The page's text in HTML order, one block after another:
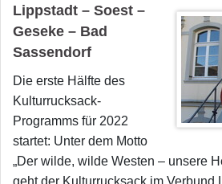
Lippstadt – Soest –
Geseke – Bad
Sassendorf
Die erste Hälfte des
Kulturrucksack-
Programms für 2022
startet: Unter dem Motto
„Der wilde, wilde Westen – unsere
geht der Kulturrucksack im Verbund